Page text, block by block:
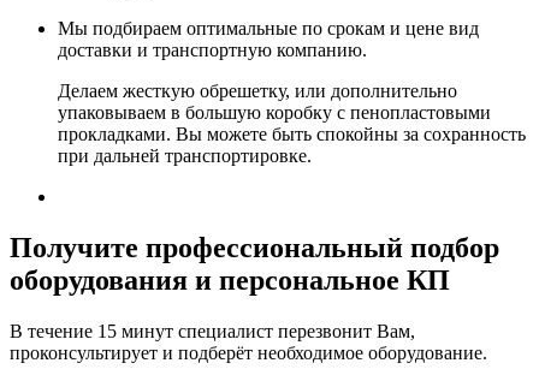
Мы подбираем оптимальные по срокам и цене вид
доставки и транспортную компанию.
Делаем жесткую обрешетку, или дополнительно
упаковываем в большую коробку с пенопластовыми
прокладками. Вы можете быть спокойны за сохранность
при дальней транспортировке.
Получите профессиональный подбор
оборудования и персональное КП
В течение 15 минут специалист перезвонит Вам,
проконсультирует и подберёт необходимое оборудование.